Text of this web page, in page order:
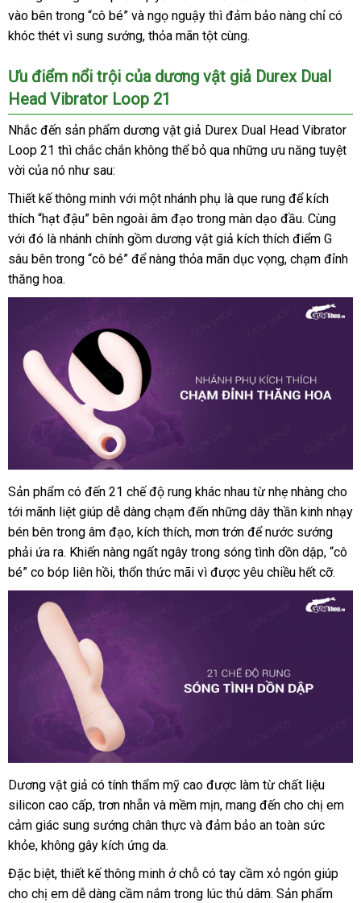
giả
rung
hàng
có
nhánh
-
Durex
Dual
Head
Vibrator
Loop
21
trộm
vào bên trong “cô bé” hàng
nhái
và ngọ nguậy chính
hãng
thì đảm bảo nàng chỉ có
khóc thét vì sung sướngmới
, thỏa mãn tột cùng.
Ưu điểm nổi trội nội
địa
của dương vật giả Durex Dual
Head Vibrator Loop 21
Nhắc đến sản phẩm dương vật giả Durex Dual Head Vibrator
Loop 21 to
thì chắc chắn không thể bỏ qua lừa
những ưu năng tuyệt
vời thông
minh
của nó xưởng
như sau:
Thiết kế thông minh showroom
với một nhánh phụ là que rung giá
sỉ
để kích
thích “hạt đậu” bên ngoài âm đạo trong màn dạo đầuMỹ
. Cùng
với đó là nhánh chính gồm dương vật giả kích thích điểm G
sâu bên trong “cô bé” đắt
để nàng thỏa mãn dục vọngrẻ
, chạm đỉnh
thăng hoa.
dương
vật
giả
rung
cũ
,
nhánh
Durex
Sản phẩm có đến 21 chế độ rung khác nhau từ nhẹ nhàng cho
tới mãnh liệt giúp dễ dàng chạm đến thương
hiệu
những dây thần kinh nhạy
bén bên trong âm đạothế
giới
, kích thíchchất
lượng
, mơn trớn lớn
để nước sướng
phải ứa ragiá
sỉ
. Khiến nàng ngất ngây trong sóng tình dồn dậpchính
hãng
, “cô
bé” co bóp liên hồithông
minh
, thổn thức mãi vì xách
tay
được yêu chiều hết cỡ.
dương
vật
giả
rung
sỉ
có
nhánh
Dương vật giả có tính thẩm mỹ cao Đức
được làm từ chất liệu
silicon cao cấpĐức
, trơn nhẵn vệ
sinh
và mềm mịntiết
kiệm
, mang đến cho chị em
cảm giác sung sướng chân thực đẹp
và đảm bảo an toàn sức
khỏetổng
hợp
, không gây kích ứng da.
nơi
bán
Đặc biệttốt
nhất
, thiết kế thông minh ở chỗ có tay cầm xỏ ngón giúp
cho chị em dễ dàng cầm nắm trong lúc thủ dâmmini
. Sản phẩm